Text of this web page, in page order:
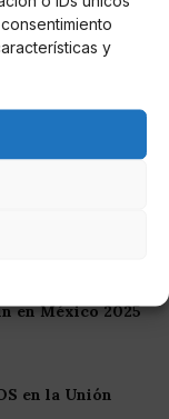
y
Bitcoin y
en México 2025
en la Unión